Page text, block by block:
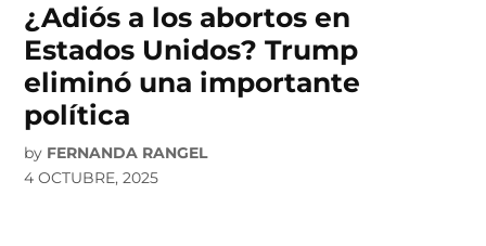
¿Adiós a los abortos en
Estados Unidos? Trump
eliminó una importante
política
by FERNANDA RANGEL
4 OCTUBRE, 2025